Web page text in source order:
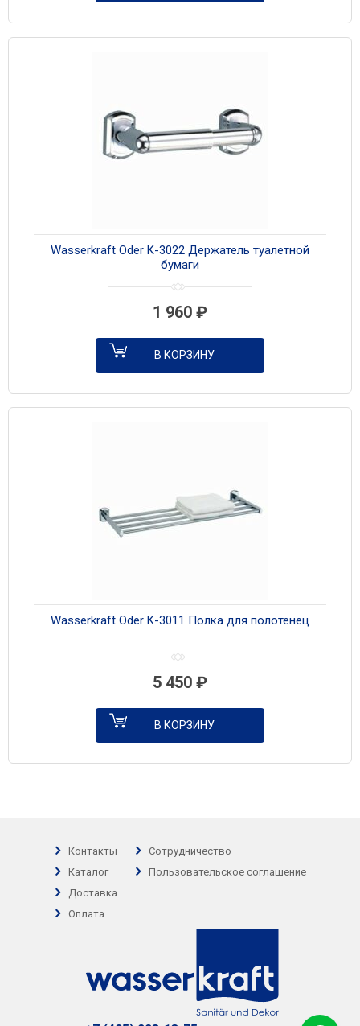
Wasserkraft Oder K-3022 Держатель туалетной
бумаги
1 960 ₽
В КОРЗИНУ
Wasserkraft Oder K-3011 Полка для полотенец
5 450 ₽
В КОРЗИНУ
Контакты
Каталог
Доставка
Оплата
Сотрудничество
Пользовательское соглашение